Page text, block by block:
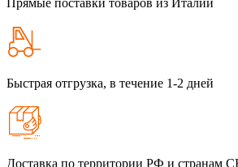
Быстрая отгрузка, в течение 1-2 дней
Доставка по территории РФ и странам